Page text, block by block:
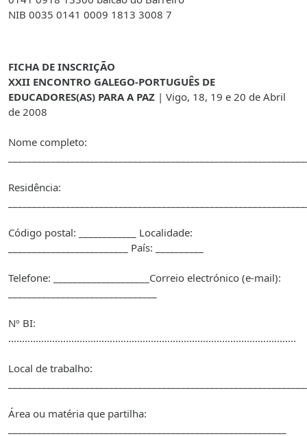
NIB 0035 0141 0009 1813 3008 7
FICHA DE INSCRIÇÃO
XXII ENCONTRO GALEGO-PORTUGUÊS DE
EDUCADORES(AS) PARA A PAZ | Vigo, 18, 19 e 20 de Abril
de 2008
Nome completo:
Residência:
Código postal: ____________ Localidade:
_________________________ País: __________
Telefone: ____________________Correio electrónico (e-mail):
Nº BI:
.........................................................................................................
Local de trabalho:
Área ou matéria que partilha: